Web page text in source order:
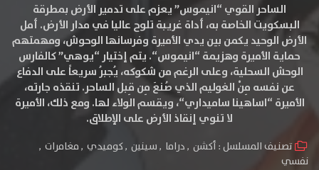
الساحر القوي “انيموس” يعزم على تدمير الأرض بمطرقة
البسكويت الخاصة به، أداة غريبة تلوح عاليا في مدار الأرض. أمل
الأرض الوحيد يكمن بين يدي الأميرة وفرسانها الوحوش، ومهمتهم
حماية الأميرة وهزيمة “انيموس“. يتم إختيار “يوهي” كالفارس
الوحش السحلية، وعلى الرغم من شكوكه، يُجبرُ سريعاً على الدفاع
عن نفسه مِنْ الغوليم الذي صُنعَ مِن قِبل الساحر. تنقذه جارته،
الأميرة “اساهينا ساميداري“، ويقسم الولاء لها. ومع ذلك، الأميرة
لا تنوي إنقاذ الأرض على الإطلاق.
تصنيف المسلسل :أكشن ,دراما ,سينين ,كوميدي ,مغامرات ,
نفسي